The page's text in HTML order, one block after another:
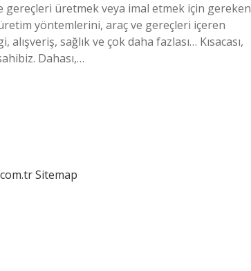
gereçleri üretmek veya imal etmek için gereken
yöntemlerini, araç ve gereçleri içeren
sağlık ve çok daha fazlası… Kısacası,
Dahası,…
Sitemap